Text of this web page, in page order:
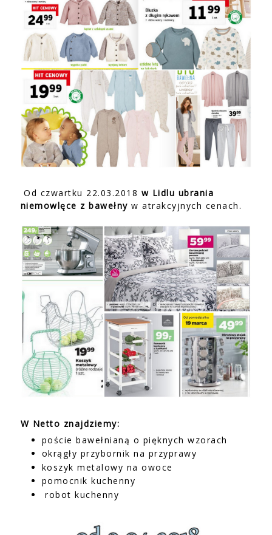
Od czwartku 22.03.2018 w Lidlu ubrania
niemowlęce z bawełny w atrakcyjnych cenach.
W Netto znajdziemy:
poście bawełnianą o pięknych wzorach
okrągły przybornik na przyprawy
koszyk metalowy na owoce
pomocnik kuchenny
robot kuchenny